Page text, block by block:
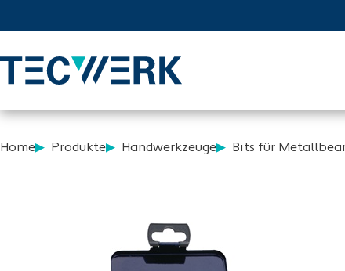
Home Produkte Handwerkzeuge Bits für